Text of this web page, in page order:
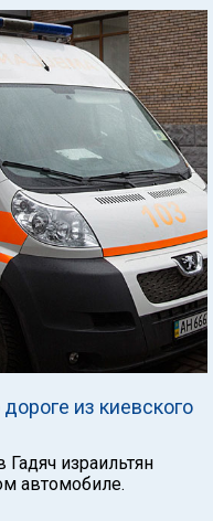
из киевского
израильтян
автомобиле.